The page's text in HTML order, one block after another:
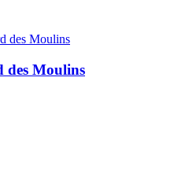
des Moulins